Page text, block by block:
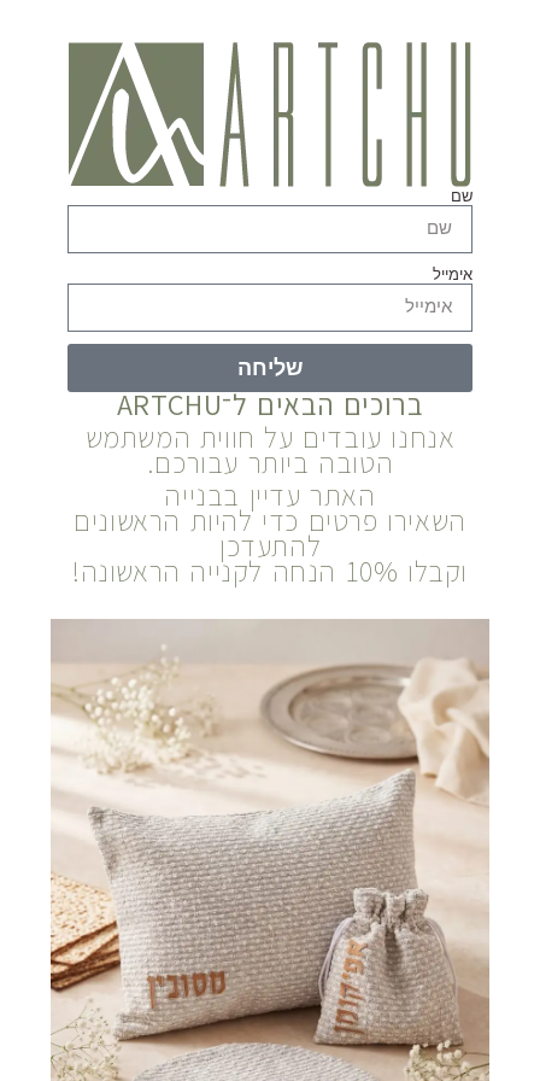
שם
אימייל
שליחה
ברוכים הבאים ל־ARTCHU
אנחנו עובדים על חווית המשתמש
הטובה ביותר עבורכם.
האתר עדיין בבנייה
השאירו פרטים כדי להיות הראשונים
להתעדכן
וקבלו 10% הנחה לקנייה הראשונה!